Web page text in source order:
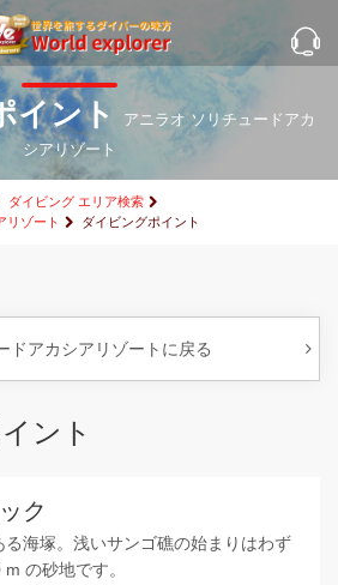
イント
アニラオ ソリチュードアカ
シアリゾート
ダイビング エリア検索
リゾート
ダイビングポイント
ドアカシアリゾートに戻る
ント
ク
る海塚。浅いサンゴ礁の始まりはわず
の砂地です。